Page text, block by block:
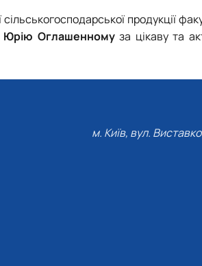
продукції
Юрію Оглашенномуза цікаву та
м. Київ, вул.